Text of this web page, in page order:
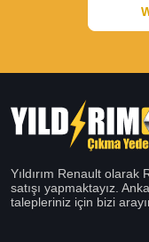
Yıldırım Renault olarak
satışı yapmaktayız.
talepleriniz için bizi